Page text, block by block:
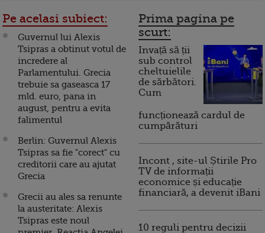
Pe acelasi subiect:
Guvernul lui Alexis
Tsipras a obtinut votul de
incredere al
Parlamentului. Grecia
trebuie sa gaseasca 17
mld. euro, pana in
august, pentru a evita
falimentul
Berlin: Guvernul Alexis
Tsipras sa fie "corect" cu
creditorii care au ajutat
Grecia
Grecii au ales sa renunte
la austeritate: Alexis
Tsipras este noul
Prima pagina pe
scurt:
Invață să ții
sub control
cheltuielile
de sărbători.
Cum
funcționează cardul de
cumpărături
Incont , site-ul Știrile Pro
TV de informații
economice și educație
financiară, a devenit iBani
10 reguli pentru decizii